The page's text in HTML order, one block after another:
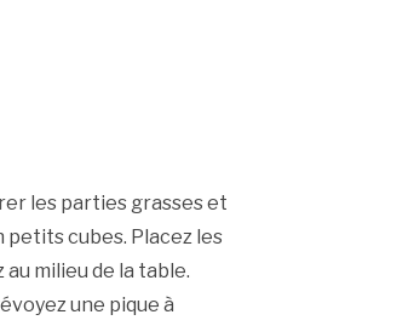
les parties grasses et
petits cubes. Placez les
milieu de la table.
une pique à